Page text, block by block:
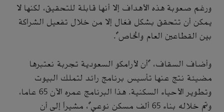
ورغم صعوبة هذه الأهداف إلا أنها قابلة للتحقيق، لكنها لا
يمكن أن تتحقق بشكل فعّال إلا من خلال تفعيل الشراكة
بين القطاعين العام والخاص".
وأضاف السقاف، "أن لأرامكو السعودية تجربة نعتبرها
مضيئة نتج عنها تأسيس برنامج رائد لتملك البيوت
وتطوير الأحياء السكنية. هذا البرنامج عمره الآن 65 عاما،
وتم خلاله بناء 65 ألف مسكن نوعي"، مشيراً إلى أن